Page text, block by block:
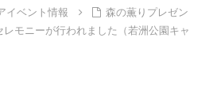
イベント情報
森の薫りプレゼン
モニーが行われました（若洲公園キャ